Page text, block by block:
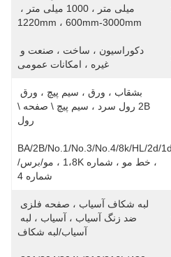
1220mm ، 600mm-3000mm
غیره ، امکانات عمومی
رول
، خط مو ، شماره 1،8K ، مو/برس/
شماره 4
آسیاب/لبه شکاف